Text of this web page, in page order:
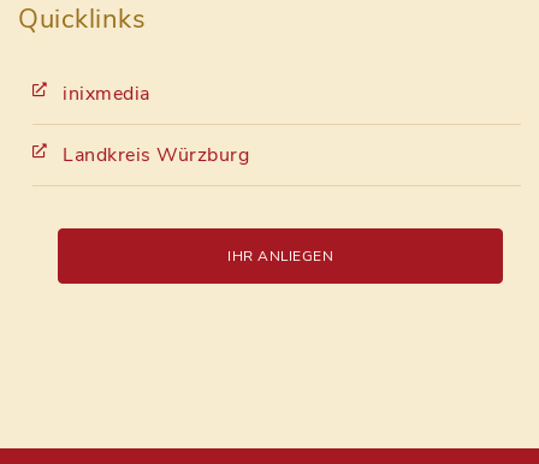
Quicklinks
inixmedia
Landkreis Würzburg
IHR ANLIEGEN